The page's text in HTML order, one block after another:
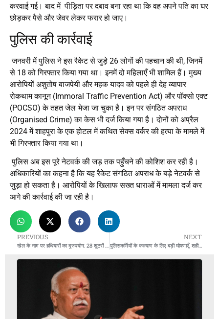
करवाई गई। बाद में पीड़िता पर दबाव बना रहा था कि वह अपने पति का घर
छोड़कर पैसे और जेवर लेकर फरार हो जाए।
पुलिस की कार्रवाई
जनवरी में पुलिस ने इस रैकेट से जुड़े 26 लोगों की पहचान की थी, जिनमें
से 18 को गिरफ्तार किया गया था। इनमें दो महिलाएँ भी शामिल हैं। मुख्य
आरोपियों अशुतोष बाजपेयी और महक यादव को पहले ही देह व्यापार
रोकथाम कानून (Immoral Traffic Prevention Act) और पॉक्सो एक्ट
(POCSO) के तहत जेल भेजा जा चुका है। इन पर संगठित अपराध
(Organised Crime) का केस भी दर्ज किया गया है। दोनों को अप्रैल
2024 में शाहपुरा के एक होटल में कथित सेक्स वर्कर की हत्या के मामले में
भी गिरफ्तार किया गया था।
पुलिस अब इस पूरे नेटवर्क की जड़ तक पहुँचने की कोशिश कर रही है।
अधिकारियों का कहना है कि यह रैकेट संगठित अपराध के बड़े नेटवर्क से
जुड़ा हो सकता है। आरोपियों के खिलाफ सख्त धाराओं में मामला दर्ज कर
आगे की कार्रवाई की जा रही है।
PREVIOUS NEXT
पुलिसकर्मियों के कल्याण के लिए बड़ी घोषणाएँ, शहीद परिवारों की सहायता राशि पाँच गुना बढ़ी